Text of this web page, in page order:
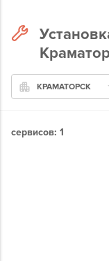
КРАМАТОРСК
сервисов: 1